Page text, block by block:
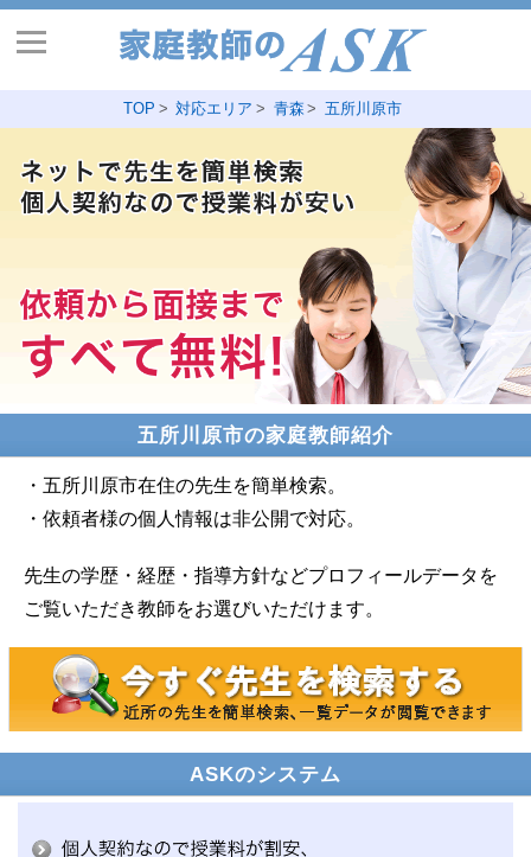
TOP 対応エリア 青森 五所川原市
五所川原市の家庭教師紹介
・五所川原市在住の先生を簡単検索。
・依頼者様の個人情報は非公開で対応。
先生の学歴・経歴・指導方針などプロフィールデータを
ご覧いただき教師をお選びいただけます。
ASKのシステム